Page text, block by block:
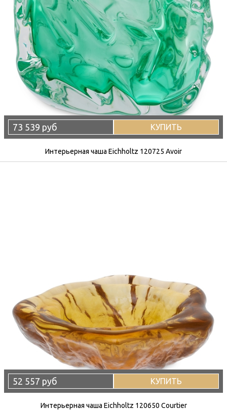
73 539 руб КУПИТЬ
Интерьерная чаша Eichholtz 120725 Avoir
52 557 руб КУПИТЬ
Интерьерная чаша Eichholtz 120650 Courtier